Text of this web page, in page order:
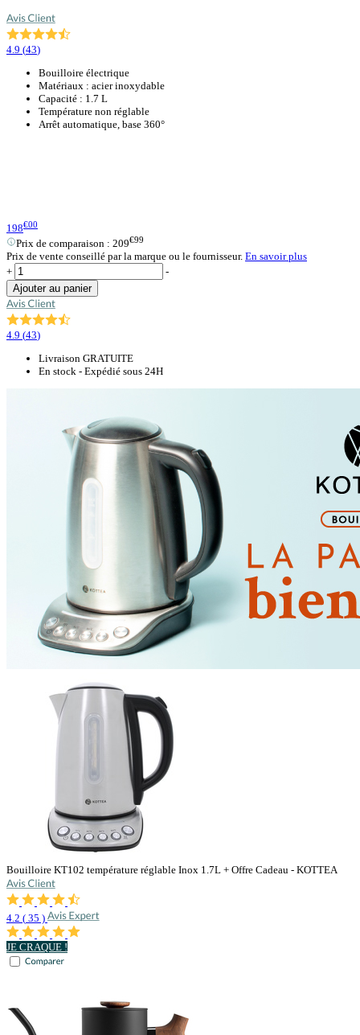
4.9 (43)
Bouilloire électrique
Matériaux : acier inoxydable
Capacité : 1.7 L
Température non réglable
Arrêt automatique, base 360°
198€00
Prix de comparaison : 209€99
Prix de vente conseillé par la marque ou le fournisseur. En savoir plus
+
-
Ajouter au panier
4.9 (43)
Livraison GRATUITE
En stock - Expédié sous 24H
Bouilloire KT102 température réglable Inox 1.7L + Offre Cadeau - KOTTEA
4.2 ( 35 )
JE CRAQUE !